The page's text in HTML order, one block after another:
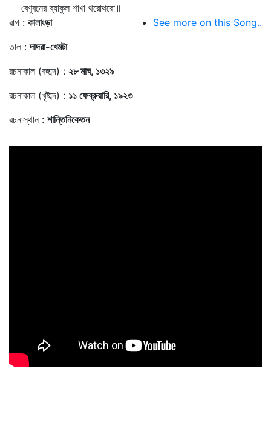
বেণুবনের ব্যাকুল শাখা থরোথরো॥
রাগ : কালাংড়া
তাল :দাদরা-খেমটা
রচনাকাল (বঙ্গাব্দ) : ২৮ মাঘ, ১৩২৯
রচনাকাল (খৃষ্টাব্দ) : ১১ ফেব্রুয়ারি, ১৯২৩
রচনাস্থান : শান্তিনিকেতন
See more on this Song..